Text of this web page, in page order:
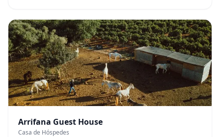
Arrifana Guest House
Casa de Hóspedes